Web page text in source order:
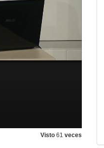
Visto 61 veces